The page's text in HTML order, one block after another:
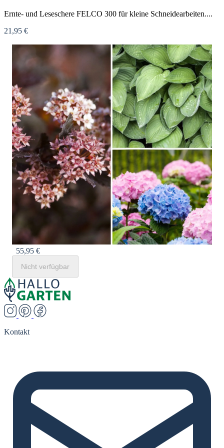
Ernte- und Leseschere FELCO 300 für kleine Schneidearbeiten....
21,95 €
55,95 €
Nicht verfügbar
Kontakt